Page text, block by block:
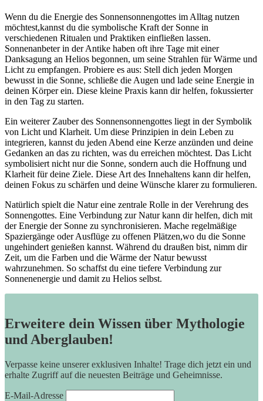
Wenn du‌ die Energie des Sonnensonnengottes im Alltag nutzen
‍möchtest,kannst ⁤du ‍die‌ symbolische Kraft der Sonne ⁣in
verschiedenen Ritualen und Praktiken ‍einfließen⁣ lassen.
Sonnenanbeter in der ⁣Antike haben oft ihre Tage mit einer
Danksagung an Helios begonnen, um seine ‌Strahlen für Wärme und
Licht zu empfangen. ⁤Probiere es aus: Stell ⁤dich jeden⁤ Morgen
bewusst in die Sonne, schließe die Augen und lade seine Energie in
deinen Körper ein. Diese kleine Praxis kann dir‍ helfen, fokussierter
in den Tag ​zu starten.
Ein ⁣weiterer Zauber des​ Sonnensonnengottes liegt in der ⁣Symbolik
von Licht und Klarheit.​ Um diese​ Prinzipien⁢ in dein Leben zu
‍integrieren, kannst du jeden Abend eine Kerze anzünden und deine
Gedanken ⁣an das zu‍ richten, was du erreichen⁣ möchtest. Das Licht
symbolisiert nicht nur die Sonne, sondern auch die Hoffnung ‌und
Klarheit für deine Ziele. Diese Art des Innehaltens‌ kann dir‍ helfen,
deinen ‍Fokus zu schärfen und deine Wünsche klarer‍ zu formulieren.
Natürlich⁤ spielt die Natur⁣ eine zentrale ⁣Rolle in⁢ der Verehrung des
Sonnengottes. Eine‍ Verbindung ‌zur Natur‌ kann dir ‌helfen,⁣ dich mit ​
der ⁢Energie der Sonne​ zu synchronisieren. Mache⁣ regelmäßige
Spaziergänge‌ oder Ausflüge zu offenen Plätzen,wo ‍du die Sonne
ungehindert genießen​ kannst. Während du draußen​ bist, nimm​ dir
Zeit, ⁢um die Farben und die Wärme der Natur bewusst
wahrzunehmen. So schaffst ‍du eine ⁤tiefere Verbindung zur⁢
Sonnenenergie und damit zu⁤ Helios selbst.
Erweitere dein Wissen über Mythologie
und Aberglauben!
Verpasse keine unserer exklusiven Inhalte! Trage dich jetzt ein und
erhalte Zugriff auf die neuesten Beiträge und Geheimnisse.
E-Mail-Adresse